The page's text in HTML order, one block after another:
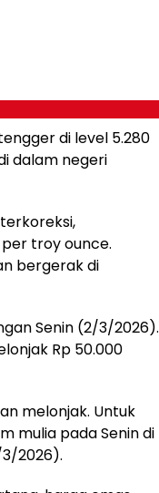
di level 5.280
dalam negeri
troy ounce.
bergerak di
Senin (2/3/2026).
Rp 50.000
melonjak. Untuk
mulia pada Senin di
2026).